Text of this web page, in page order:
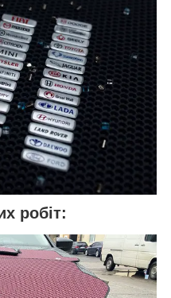
робіт: